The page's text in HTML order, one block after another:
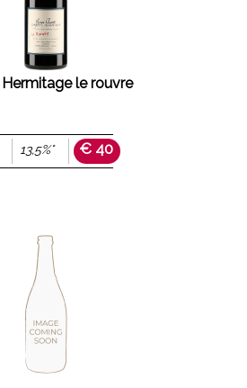
le rouvre
13,5%° € 40